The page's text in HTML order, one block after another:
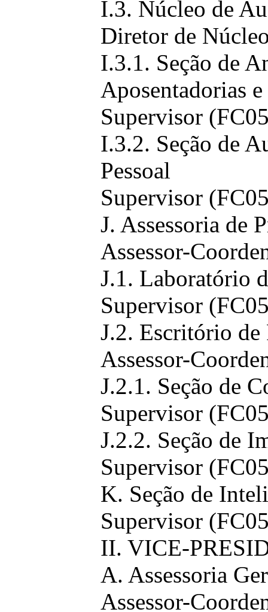
I.3. Núcleo de
Diretor de
I.3.1. Seção de
Aposentadorias e
Supervisor
I.3.2. Seção de
Pessoal
Supervisor
J. Assessoria de
Assessor-
J.1. Laboratório
Supervisor
J.2. Escritório de
Assessor-
J.2.1. Seção de
Supervisor
J.2.2. Seção de
Supervisor
K. Seção de
Supervisor
II. VICE-
A. Assessoria
Assessor-